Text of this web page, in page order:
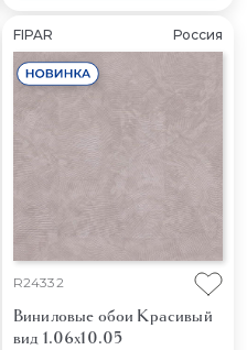
FIPAR Россия
R24332
Виниловые обои Красивый
вид 1.06x10.05